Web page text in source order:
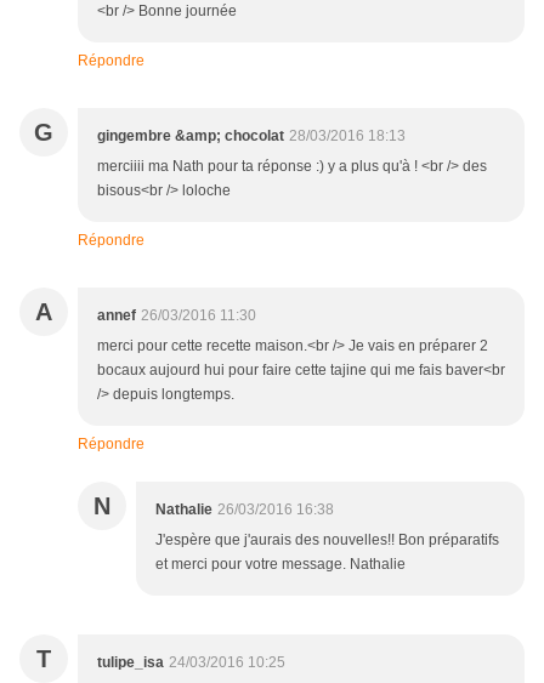
<br /> Bonne journée
Répondre
G gingembre &amp; chocolat 28/03/2016 18:13
merciiii ma Nath pour ta réponse :) y a plus qu'à ! <br /> des
bisous<br /> loloche
Répondre
A annef 26/03/2016 11:30
merci pour cette recette maison.<br /> Je vais en préparer 2
bocaux aujourd hui pour faire cette tajine qui me fais baver<br
/> depuis longtemps.
Répondre
N Nathalie 26/03/2016 16:38
J'espère que j'aurais des nouvelles!! Bon préparatifs
et merci pour votre message. Nathalie
T tulipe_isa 24/03/2016 10:25